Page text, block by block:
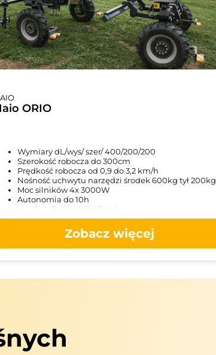
ORIO
Wymiary dL/wys/ szer/ 400/200/200
Szerokość robocza do 300cm
Prędkość robocza od 0,9 do 3,2 km/h
Nośność uchwytu narzędzi środek 600kg tył 200kg
Moc silników 4x 3000W
Autonomia do 10h
Nawigacja GPS RTK do 2,5cm
Zobacz więcej